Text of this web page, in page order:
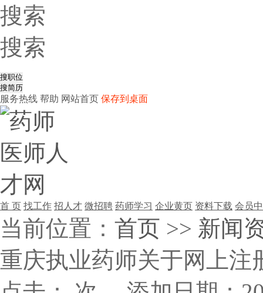
搜索
搜索
服务热线 帮助 网站首页 保存到桌面
首 页 找工作 招人才 微招聘 药师学习 企业黄页 资料下载 会员
当前位置： 首页 >> 新闻
重庆执业药师关于网上注